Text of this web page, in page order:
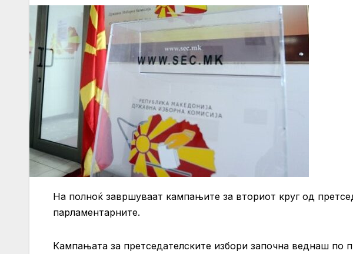
На полноќ завршуваат кампањите за вториот круг од
парламентарните.
Кампањата за претседателските избори започна веднаш по